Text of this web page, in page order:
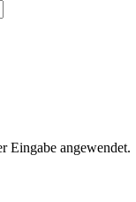
Eingabe angewendet.